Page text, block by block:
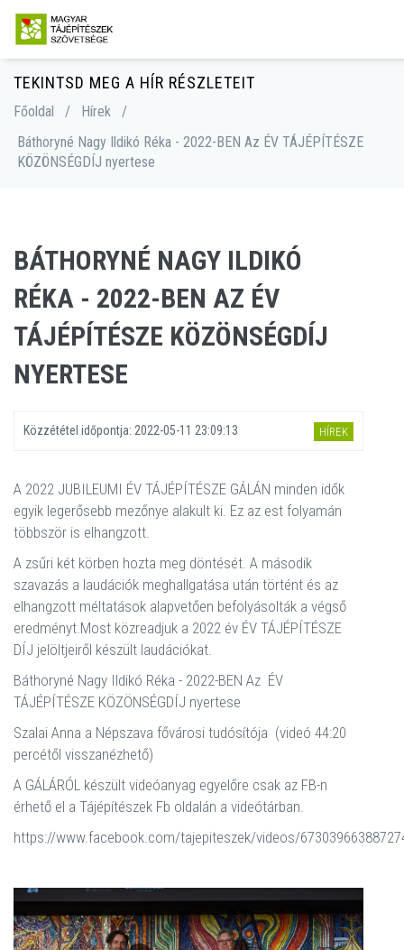
TEKINTSD MEG A HÍR RÉSZLETEIT
Főoldal / Hírek
/
Báthoryné Nagy Ildikó Réka - 2022-BEN Az ÉV TÁJÉPÍTÉSZE
KÖZÖNSÉGDÍJ nyertese
BÁTHORYNÉ NAGY ILDIKÓ
RÉKA - 2022-BEN AZ ÉV
TÁJÉPÍTÉSZE KÖZÖNSÉGDÍJ
NYERTESE
Közzététel időpontja: 2022-05-11 23:09:13 HÍREK
A 2022 JUBILEUMI ÉV TÁJÉPÍTÉSZE GÁLÁN minden idők
egyik legerősebb mezőnye alakult ki. Ez az est folyamán
többször is elhangzott.
A zsűri két körben hozta meg döntését. A második
szavazás a laudációk meghallgatása után történt és az
elhangzott méltatások alapvetően befolyásolták a végső
eredményt.Most közreadjuk a 2022 év ÉV TÁJÉPÍTÉSZE
DÍJ jelöltjeiről készült laudációkat.
Báthoryné Nagy Ildikó Réka - 2022-BEN Az ÉV
TÁJÉPÍTÉSZE KÖZÖNSÉGDÍJ nyertese
Szalai Anna a Népszava fővárosi tudósítója (videó 44:20
percétől visszanézhető)
A GÁLÁRÓL készült videóanyag egyelőre csak az FB-n
érhető el a Tájépítészek Fb oldalán a videótárban.
https://www.facebook.com/tajepiteszek/videos/